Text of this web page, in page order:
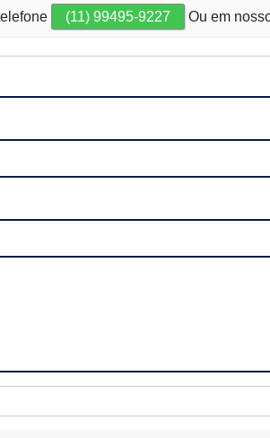
(11) 99495-9227 Ou em